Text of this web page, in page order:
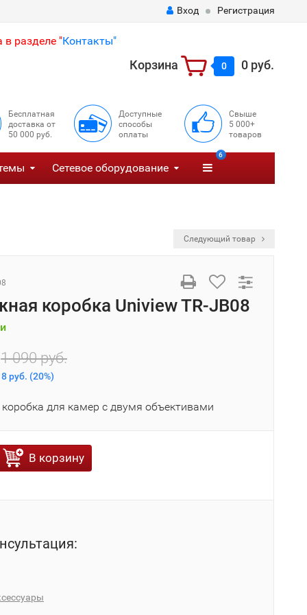
Вход Регистрация
разделе "Контакты"
Корзина 0 0 руб.
Бесплатная
доставка от
50 000 руб.
Доступные
способы
оплаты
Свыше
5 000+
товаров
Сетевое оборудование
6
Следующий товар
коробка Uniview TR-JB08
1 090 руб.
руб. (20%)
для камер с двумя объективами
В корзину